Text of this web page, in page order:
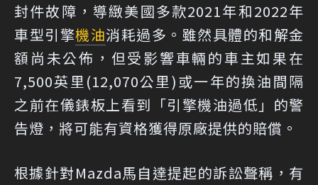
封件故障，導緻美國多款2021年和2022年
車型引擎機油消耗過多。雖然具體的和解金
額尚未公佈，但受影響車輛的車主如果在
7,500英里(12,070公里)或一年的換油間隔
之前在儀錶板上看到「引擎機油過低」的警
告燈，將可能有資格獲得原廠提供的賠償。
根據針對Mazda馬自達提起的訴訟聲稱，有